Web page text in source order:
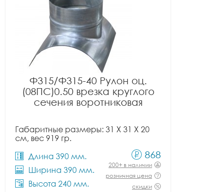
Ф315/Ф315-40 Рулон оц.
(08ПС)0.50 врезка круглого
сечения воротниковая
Габаритные размеры: 31 X 31 X 20
см, вес 919 гр.
Длина 390 мм.
Ширина 390 мм.
Высота 240 мм.
868
200+ в наличии
розничная цена
скидки